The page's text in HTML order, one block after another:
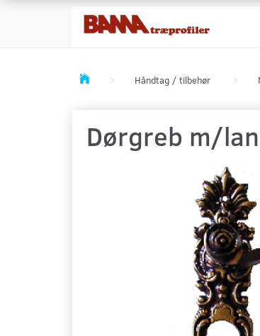
Håndtag / tilbehør
Dørgreb m/